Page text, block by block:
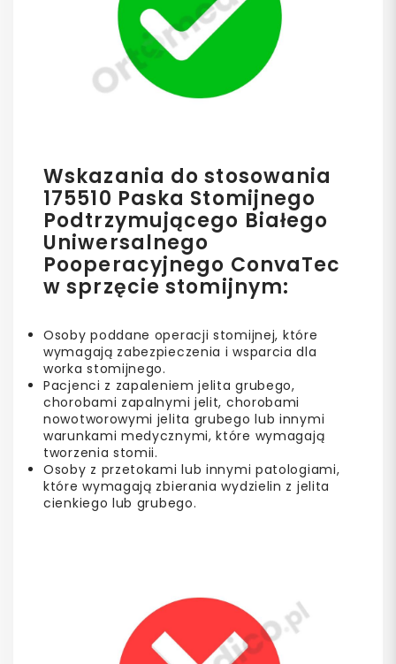
Wskazania do stosowania
175510 Paska Stomijnego
Podtrzymującego Białego
Uniwersalnego
Pooperacyjnego ConvaTec
w sprzęcie stomijnym:
Osoby poddane operacji stomijnej, które
wymagają zabezpieczenia i wsparcia dla
worka stomijnego.
Pacjenci z zapaleniem jelita grubego,
chorobami zapalnymi jelit, chorobami
nowotworowymi jelita grubego lub innymi
warunkami medycznymi, które wymagają
tworzenia stomii.
Osoby z przetokami lub innymi patologiami,
które wymagają zbierania wydzielin z jelita
cienkiego lub grubego.